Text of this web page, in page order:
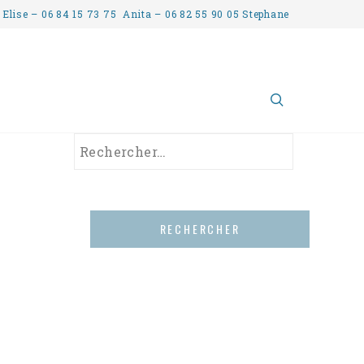
Elise – 06 84 15 73 75 Anita – 06 82 55 90 05 Stephane